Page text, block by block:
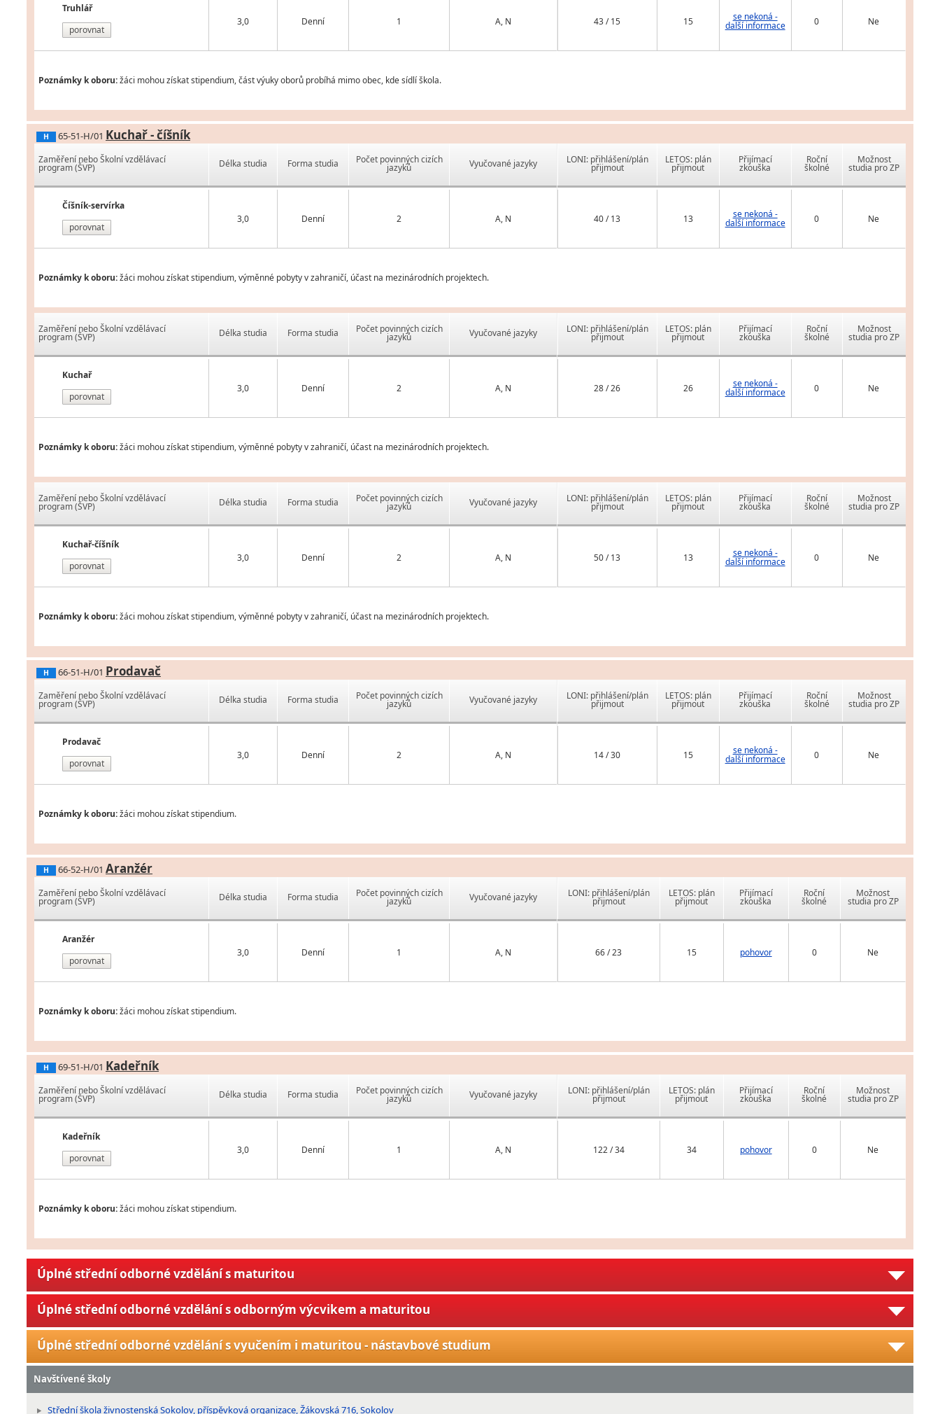
Truhlář
porovnat
3,0 Denní 1 A, N 43 / 15 15 se nekoná -
další informace 0 Ne
Poznámky k oboru:žáci mohou získat stipendium, část výuky oborů probíhá mimo obec, kde sídlí škola.
H 65-51-H/01 Kuchař - číšník
Zaměření nebo Školní vzdělávací
program (ŠVP)
Číšník-servírka
porovnat
Délka studia Forma studia Počet povinných cizích
jazyků Vyučované jazyky
3,0 Denní 2 A, N
LONI: přihlášení/plán
přijmout
LETOS: plán
přijmout
Přijímací
zkouška
Roční
školné
Možnost
studia pro ZP
40 / 13 13 se nekoná -
další informace 0 Ne
Poznámky k oboru:žáci mohou získat stipendium, výměnné pobyty v zahraničí, účast na mezinárodních projektech.
Zaměření nebo Školní vzdělávací
program (ŠVP)
Kuchař
porovnat
Délka studia Forma studia Počet povinných cizích
jazyků Vyučované jazyky
3,0 Denní 2 A, N
LONI: přihlášení/plán
přijmout
LETOS: plán
přijmout
Přijímací
zkouška
Roční
školné
Možnost
studia pro ZP
28 / 26 26 se nekoná -
další informace 0 Ne
Poznámky k oboru:žáci mohou získat stipendium, výměnné pobyty v zahraničí, účast na mezinárodních projektech.
Zaměření nebo Školní vzdělávací
program (ŠVP)
Kuchař-číšník
porovnat
Délka studia Forma studia Počet povinných cizích
jazyků Vyučované jazyky
3,0 Denní 2 A, N
LONI: přihlášení/plán
přijmout
LETOS: plán
přijmout
Přijímací
zkouška
Roční
školné
Možnost
studia pro ZP
50 / 13 13 se nekoná -
další informace 0 Ne
Poznámky k oboru:žáci mohou získat stipendium, výměnné pobyty v zahraničí, účast na mezinárodních projektech.
H 66-51-H/01 Prodavač
Zaměření nebo Školní vzdělávací
program (ŠVP)
Prodavač
porovnat
Délka studia Forma studia Počet povinných cizích
jazyků Vyučované jazyky
3,0 Denní 2 A, N
LONI: přihlášení/plán
přijmout
LETOS: plán
přijmout
Přijímací
zkouška
Roční
školné
Možnost
studia pro ZP
14 / 30 15 se nekoná -
další informace 0 Ne
Poznámky k oboru:žáci mohou získat stipendium.
H 66-52-H/01 Aranžér
Zaměření nebo Školní vzdělávací
program (ŠVP)
Aranžér
porovnat
Délka studia Forma studia Počet povinných cizích
jazyků Vyučované jazyky
3,0 Denní 1 A, N
LONI: přihlášení/plán
přijmout
LETOS: plán
přijmout
Přijímací
zkouška
Roční
školné
Možnost
studia pro ZP
66 / 23 15 pohovor 0 Ne
Poznámky k oboru:žáci mohou získat stipendium.
H 69-51-H/01 Kadeřník
Zaměření nebo Školní vzdělávací
program (ŠVP)
Kadeřník
porovnat
Délka studia Forma studia Počet povinných cizích
jazyků Vyučované jazyky
3,0 Denní 1 A, N
LONI: přihlášení/plán
přijmout
LETOS: plán
přijmout
Přijímací
zkouška
Roční
školné
Možnost
studia pro ZP
122 / 34 34 pohovor 0 Ne
Poznámky k oboru:žáci mohou získat stipendium.
Úplné střední odborné vzdělání s maturitou
Úplné střední odborné vzdělání s odborným výcvikem a maturitou
Úplné střední odborné vzdělání s vyučením i maturitou - nástavbové studium
Navštívené školy
Střední škola živnostenská Sokolov, příspěvková organizace, Žákovská 716, Sokolov